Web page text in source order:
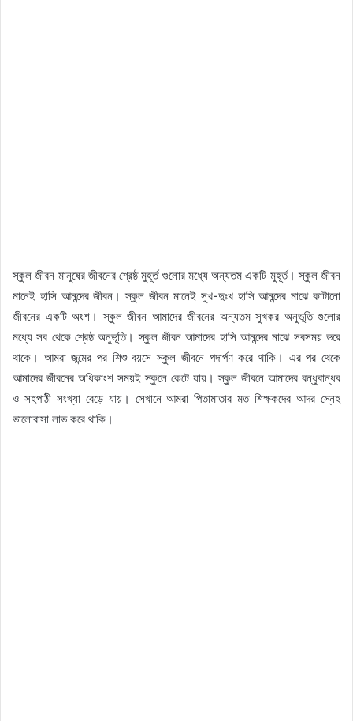
স্কুল জীবন মানুষের জীবনের শ্রেষ্ঠ মুহূর্ত গুলোর মধ্যে অন্যতম একটি মুহূর্ত। স্কুল জীবন
মানেই হাসি আনন্দের জীবন। স্কুল জীবন মানেই সুখ-দুঃখ হাসি আনন্দের মাঝে কাটানো
জীবনের একটি অংশ। স্কুল জীবন আমাদের জীবনের অন্যতম সুখকর অনুভূতি গুলোর
মধ্যে সব থেকে শ্রেষ্ঠ অনুভূতি। স্কুল জীবন আমাদের হাসি আনন্দের মাঝে সবসময় ভরে
থাকে। আমরা জন্মের পর শিশু বয়সে স্কুল জীবনে পদার্পণ করে থাকি। এর পর থেকে
আমাদের জীবনের অধিকাংশ সময়ই স্কুলে কেটে যায়। স্কুল জীবনে আমাদের বন্ধুবান্ধব
ও সহপাঠী সংখ্যা বেড়ে যায়। সেখানে আমরা পিতামাতার মত শিক্ষকদের আদর স্নেহ
ভালোবাসা লাভ করে থাকি।